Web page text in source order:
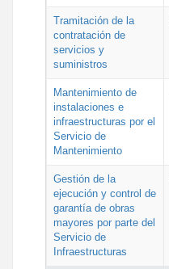
Tramitación de la
contratación de
servicios y
suministros
Mantenimiento de
instalaciones e
infraestructuras por el
Servicio de
Mantenimiento
Gestión de la
ejecución y control de
garantía de obras
mayores por parte del
Servicio de
Infraestructuras